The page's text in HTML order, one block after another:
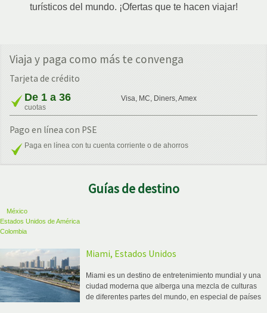
turísticos del mundo. ¡Ofertas que te hacen viajar!
Viaja y paga como más te convenga
Tarjeta de crédito
De 1 a 36
cuotas
Visa, MC, Diners, Amex
Pago en línea con PSE
Paga en línea con tu cuenta corriente o de ahorros
Guías de destino
México
Estados Unidos de América
Colombia
Miami, Estados Unidos
Miami es un destino de entretenimiento mundial y una
ciudad moderna que alberga una mezcla de culturas
de diferentes partes del mundo, en especial de países